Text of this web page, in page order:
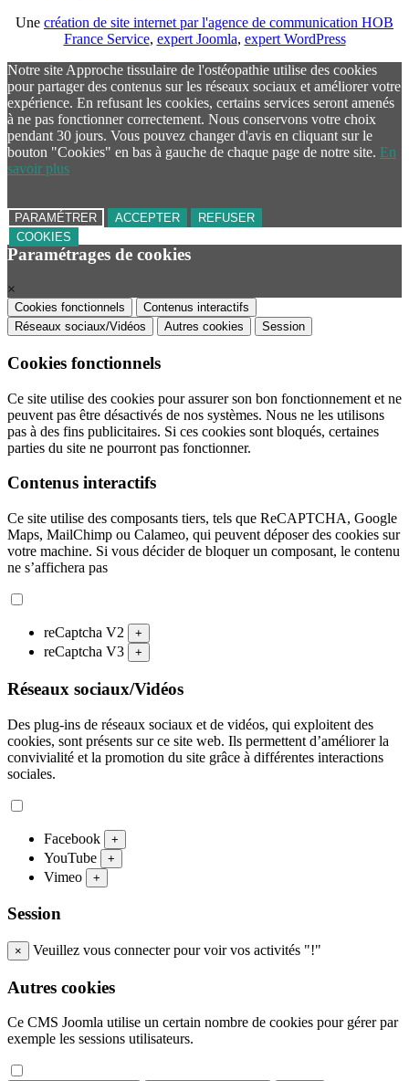
Une création de site internet par l'agence de communication HOB
France Service, expert Joomla, expert WordPress
Notre site Approche tissulaire de l'ostéopathie utilise des cookies
pour partager des contenus sur les réseaux sociaux et améliorer votre
expérience. En refusant les cookies, certains services seront amenés
à ne pas fonctionner correctement. Nous conservons votre choix
pendant 30 jours. Vous pouvez changer d'avis en cliquant sur le
bouton "Cookies" en bas à gauche de chaque page de notre site. En
savoir plus
PARAMÉTRER ACCEPTER
REFUSER
COOKIES
Paramétrages de cookies
×
Cookies fonctionnels
Contenus interactifs
Réseaux sociaux/Vidéos
Autres cookies Session
Cookies fonctionnels
Ce site utilise des cookies pour assurer son bon fonctionnement et ne
peuvent pas être désactivés de nos systèmes. Nous ne les utilisons
pas à des fins publicitaires. Si ces cookies sont bloqués, certaines
parties du site ne pourront pas fonctionner.
Contenus interactifs
Ce site utilise des composants tiers, tels que ReCAPTCHA, Google
Maps, MailChimp ou Calameo, qui peuvent déposer des cookies sur
votre machine. Si vous décider de bloquer un composant, le contenu
ne s’affichera pas
reCaptcha V2 +
reCaptcha V3 +
Réseaux sociaux/Vidéos
Des plug-ins de réseaux sociaux et de vidéos, qui exploitent des
cookies, sont présents sur ce site web. Ils permettent d’améliorer la
convivialité et la promotion du site grâce à différentes interactions
sociales.
Facebook +
YouTube +
Vimeo +
Session
× Veuillez vous connecter pour voir vos activités "!"
Autres cookies
Ce CMS Joomla utilise un certain nombre de cookies pour gérer par
exemple les sessions utilisateurs.